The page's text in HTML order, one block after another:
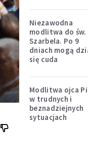
Niezawodna
modlitwa do św.
Szarbela. Po 9
dniach mogą
się cuda
Modlitwa ojca
w trudnych i
beznadziejnych
sytuacjach